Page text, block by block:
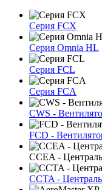
Серия FCX
Серия Omnia HL
Серия FCL
Серия FCA
CWS -
FCD -
CCEA -
CCTA -